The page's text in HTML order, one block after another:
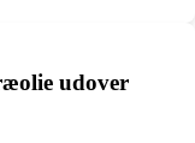
udover